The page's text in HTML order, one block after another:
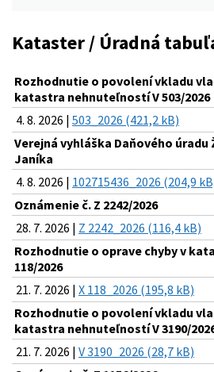
Kataster / Úradná
Rozhodnutie o povolení vkladu
katastra nehnuteľností V 503/2026
4. 8. 2026 | 503_2026 (421,2 kB)
Verejná vyhláška Daňového úradu
Janíka
4. 8. 2026 | 102715436_2026 (204,9
Oznámenie č. Z 2242/2026
28. 7. 2026 | Z 2242_2026 (116,4 kB)
Rozhodnutie o oprave chyby v
118/2026
21. 7. 2026 | X 118_2026 (195,8 kB)
Rozhodnutie o povolení vkladu
katastra nehnuteľností V 3190/
21. 7. 2026 | V 3190_2026 (28,7 kB)